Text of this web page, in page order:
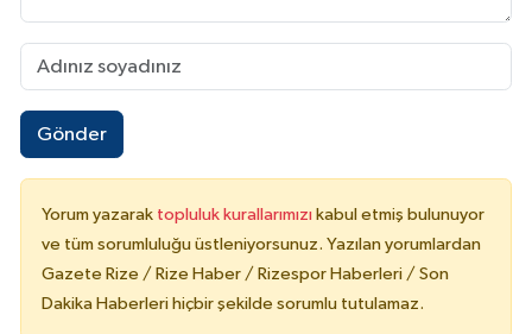
Gönder
Yorum yazarak topluluk kurallarımızı kabul etmiş bulunuyor
ve tüm sorumluluğu üstleniyorsunuz. Yazılan yorumlardan
Gazete Rize / Rize Haber / Rizespor Haberleri / Son
Dakika Haberleri hiçbir şekilde sorumlu tutulamaz.